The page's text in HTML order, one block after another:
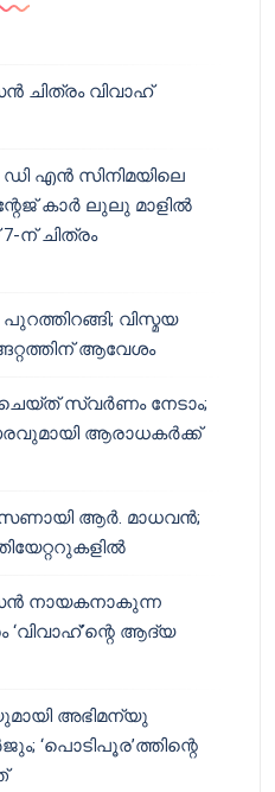
ചിത്രം വിവാഹ്
ഡി എൻ സിനിമയിലെ
കാർ ലുലു മാളിൽ
ന് ചിത്രം
പുറത്തിറങ്ങി; വിസ്മയ
ആവേശം
സ്വർണം നേടാം;
ആരാധകർക്ക്
ആർ. മാധവൻ;
നായകനാകുന്ന
‘വിവാഹ്’ന്റെ ആദ്യ
അഭിമന്യു
‘പൊടിപൂര’ത്തിന്റെ